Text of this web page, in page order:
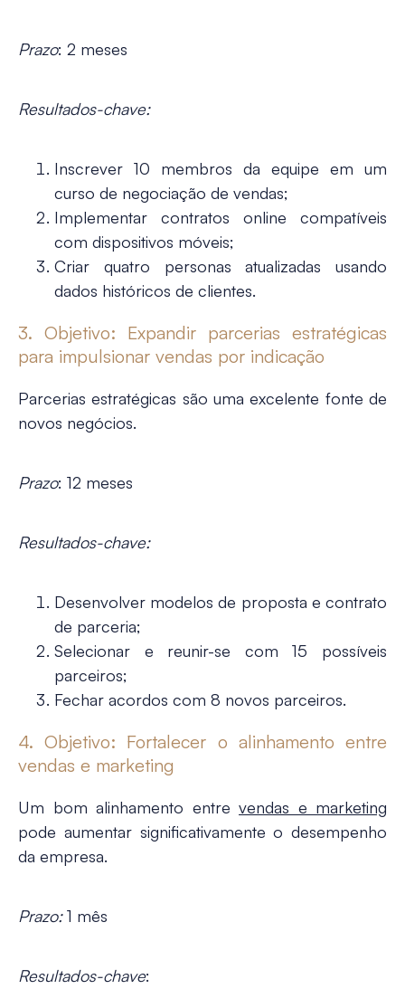
Prazo: 2 meses
Resultados-chave:
Inscrever 10 membros da equipe em um
curso de negociação de vendas;
Implementar contratos online compatíveis
com dispositivos móveis;
Criar quatro personas atualizadas usando
dados históricos de clientes.
3. Objetivo: Expandir parcerias estratégicas
para impulsionar vendas por indicação
Parcerias estratégicas são uma excelente fonte de
novos negócios.
Prazo: 12 meses
Resultados-chave:
Desenvolver modelos de proposta e contrato
de parceria;
Selecionar e reunir-se com 15 possíveis
parceiros;
Fechar acordos com 8 novos parceiros.
4. Objetivo: Fortalecer o alinhamento entre
vendas e marketing
Um bom alinhamento entre vendas e marketing
pode aumentar significativamente o desempenho
da empresa.
Prazo:1 mês
Resultados-chave: